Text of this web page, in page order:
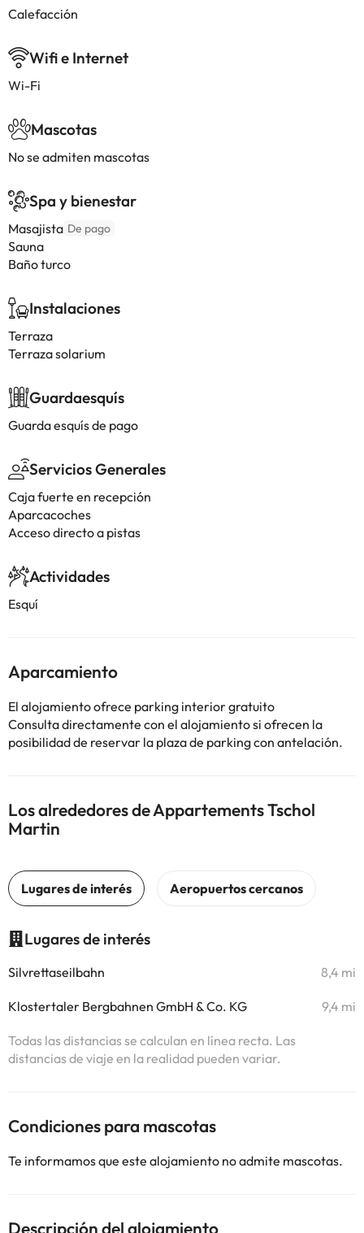
Calefacción
Wifi e Internet
Wi-Fi
Mascotas
No se admiten mascotas
Spa y bienestar
Masajista De pago
Sauna
Baño turco
Instalaciones
Terraza
Terraza solarium
Guardaesquís
Guarda esquís de pago
Servicios Generales
Caja fuerte en recepción
Aparcacoches
Acceso directo a pistas
Actividades
Esquí
Aparcamiento
El alojamiento ofrece parking interior gratuito
Consulta directamente con el alojamiento si ofrecen la
posibilidad de reservar la plaza de parking con antelación.
Los alrededores de Appartements Tschol
Martin
Lugares de interés
Silvrettaseilbahn 8,4 mi
Klostertaler Bergbahnen GmbH & Co. KG 9,4 mi
Todas las distancias se calculan en línea recta. Las
distancias de viaje en la realidad pueden variar.
Condiciones para mascotas
Te informamos que este alojamiento no admite mascotas.
Descripción del alojamiento